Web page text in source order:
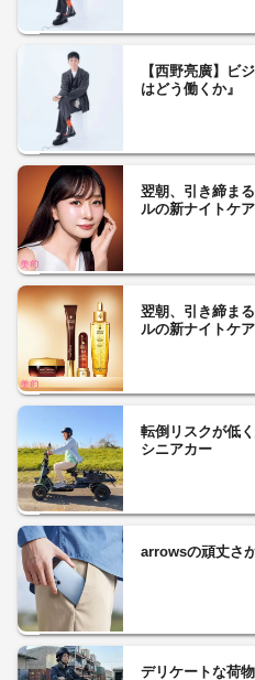
【西野亮廣】ビ
はどう働くか』
翌朝、引き締ま
ルの新ナイトケア
翌朝、引き締ま
ルの新ナイトケア
転倒リスクが低
シニアカー
arrowsの頑丈さ
デリケートな荷